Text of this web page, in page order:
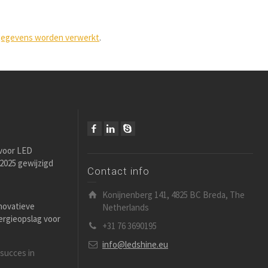
worden verwerkt.
LED
gewijzigd
voor
in
Contact info
Konijnenberg 141, 4825 BC Breda, The
Netherlands
+31 76 3690195
info@ledshine.eu